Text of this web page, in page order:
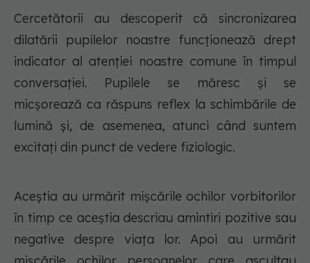
Cercetătorii au descoperit că sincronizarea
dilatării pupilelor noastre funcționează drept
indicator al atenției noastre comune în timpul
conversației. Pupilele se măresc și se
micșorează ca răspuns reflex la schimbările de
lumină și, de asemenea, atunci când suntem
excitați din punct de vedere fiziologic.
Aceștia au urmărit mișcările ochilor vorbitorilor
în timp ce aceștia descriau amintiri pozitive sau
negative despre viața lor. Apoi au urmărit